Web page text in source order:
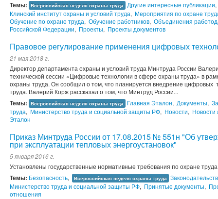
Темы: Всероссийская неделя охраны труда Другие интересные публикации,
Клинский институт охраны и условий труда, Мероприятия по охране
Обучение по охране труда, Обучение работников, Объединения
Российской Федерации, Проекты, Проекты документов
Правовое регулирование применения цифровых
21 мая 2018 г.
Директор департамента охраны и условий труда Минтруда России
технической сессии «Цифровые технологии в сфере охраны труда» в
охраны труда. Он сообщил о том, что планируется внедрение цифровых
труда. Валерий Корж рассказал о том, что Минтруд России...
Темы: Всероссийская неделя охраны труда Главная Эталон, Документы,
труда, Министерство труда и социальной защиты РФ, Новости, Новости
Эталон
Приказ Минтруда России от 17.08.2015 № 551н "Об
при эксплуатации тепловых энергоустановок"
5 января 2016 г.
Установлены государственные нормативные требования по охране
Темы: Безопасность, Всероссийская неделя охраны труда
Министерство труда и социальной защиты РФ, Принятые документы,
отношения